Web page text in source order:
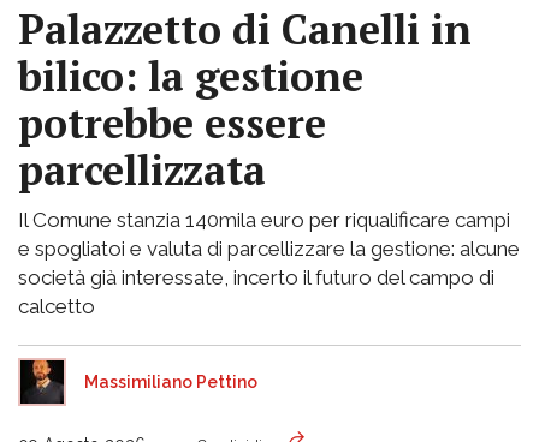
Palazzetto di Canelli in
bilico: la gestione
potrebbe essere
parcellizzata
Il Comune stanzia 140mila euro per riqualificare campi
e spogliatoi e valuta di parcellizzare la gestione: alcune
società già interessate, incerto il futuro del campo di
calcetto
Massimiliano Pettino